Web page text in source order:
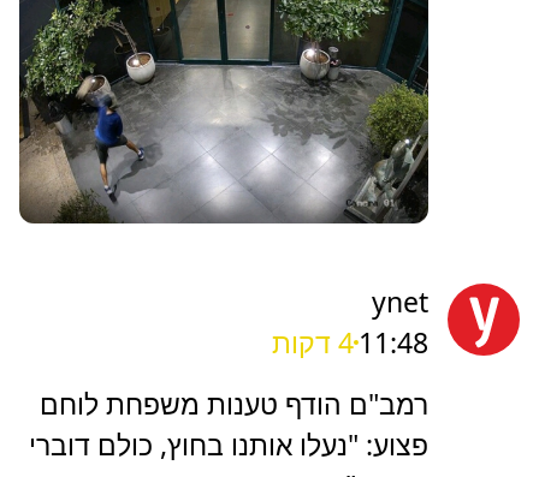
ynet
11:484 דקות
רמב"ם הודף טענות משפחת לוחם
פצוע: "נעלו אותנו בחוץ, כולם דוברי